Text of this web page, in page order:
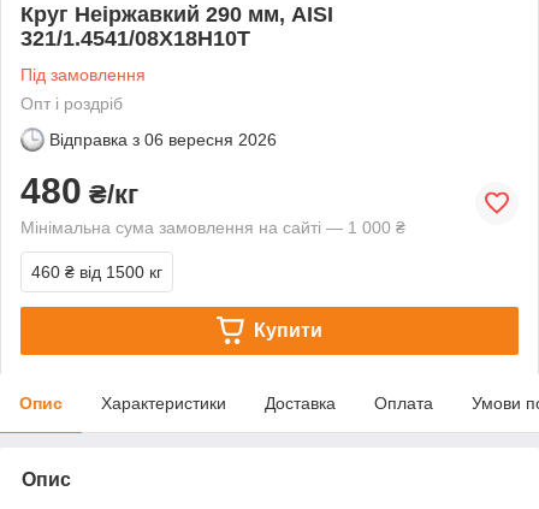
Круг Неіржавкий 290 мм, AISI
321/1.4541/08Х18Н10Т
Під замовлення
Опт і роздріб
Відправка з 06 вересня 2026
480 ₴/кг
Мінімальна сума замовлення на сайті — 1 000 ₴
460 ₴ від 1500 кг
Купити
Опис Характеристики Доставка Оплата Умови
Опис